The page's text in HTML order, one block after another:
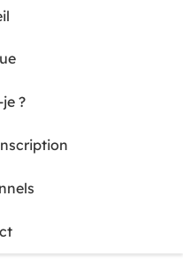
? Siete